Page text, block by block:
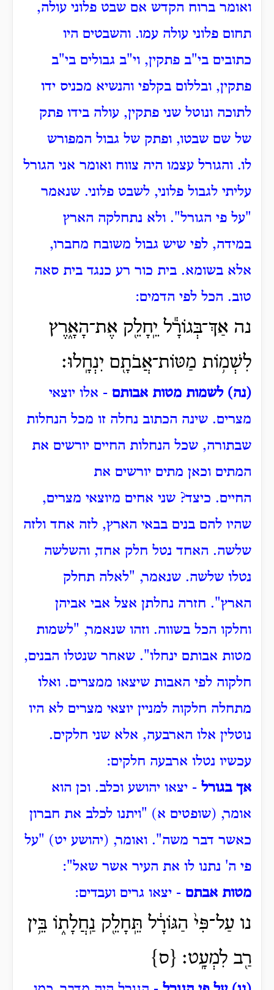
ואומר ברוח הקדש אם שבט פלוני עולה,
תחום פלוני עולה עמו. והשבטים היו
כתובים בי"ב פתקין, וי"ב גבולים בי"ב
פתקין, ובללום בקלפי והנשיא מכניס ידו
לתוכה ונוטל שני פתקין, עולה בידו פתק
של שם שבטו, ופתק של גבול המפורש
לו. והגורל עצמו היה צווח ואומר אני הגורל
עליתי לגבול פלוני, לשבט פלוני. שנאמר
"על פי הגורל". ולא נתחלקה הארץ
במידה, לפי שיש גבול משובח מחברו,
אלא בשומא. בית כור רע כנגד בית סאה
טוב. הכל לפי הדמים:
נה אַךְ־בְּגוֹרָ֕ל יֵֽחָלֵ֖ק אֶת־הָאָ֑רֶץ
לִשְׁמ֥וֹת מַטּוֹת־אֲבֹתָ֖ם יִנְחָֽלוּ׃
(נה) לשמות מטות אבותם - אלו יוצאי
מצרים. שינה הכתוב נחלה זו מכל הנחלות
שבתורה, שכל הנחלות החיים יורשים את
המתים וכאן מתים יורשים את
החיים. כיצד? שני אחים מיוצאי מצרים,
שהיו להם בנים בבאי הארץ, לזה אחד ולזה
שלשה. האחד נטל חלק אחד, והשלשה
נטלו שלשה. שנאמר, "לאלה תחלק
הארץ". חזרה נחלתן אצל אבי אביהן
וחלקו הכל בשווה. וזהו שנאמר, "לשמות
מטות אבותם ינחלו". שאחר שנטלו הבנים,
חלקוה לפי האבות שיצאו ממצרים. ואלו
מתחלה חלקוה למניין יוצאי מצרים לא היו
נוטלין אלו הארבעה, אלא שני חלקים.
עכשיו נטלו ארבעה חלקים:
אך בגורל - יצאו יהושע וכלב. וכן הוא
אומר, (שופטים א) "ויתנו לכלב את חברון
כאשר דבר משה". ואומר, (יהושע יט) "על
פי ה' נתנו לו את העיר אשר שאל":
מטות אבתם - יצאו גרים ועבדים:
נו עַל־פִּי֙ הַגּוֹרָ֔ל תֵּֽחָלֵ֖ק נַֽחֲלָת֑וֹ בֵּ֥ין
רַ֖ב לִמְעָֽט׃ {ס}